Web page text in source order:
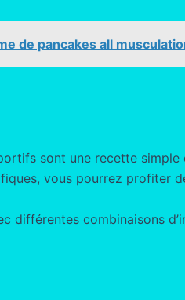
de pancakes all
sont une recette
vous pourrez profiter
différentes combinaisons